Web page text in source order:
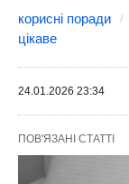
корисні поради
цікаве
24.01.2026 23:34
ПОВ'ЯЗАНІ СТАТТІ